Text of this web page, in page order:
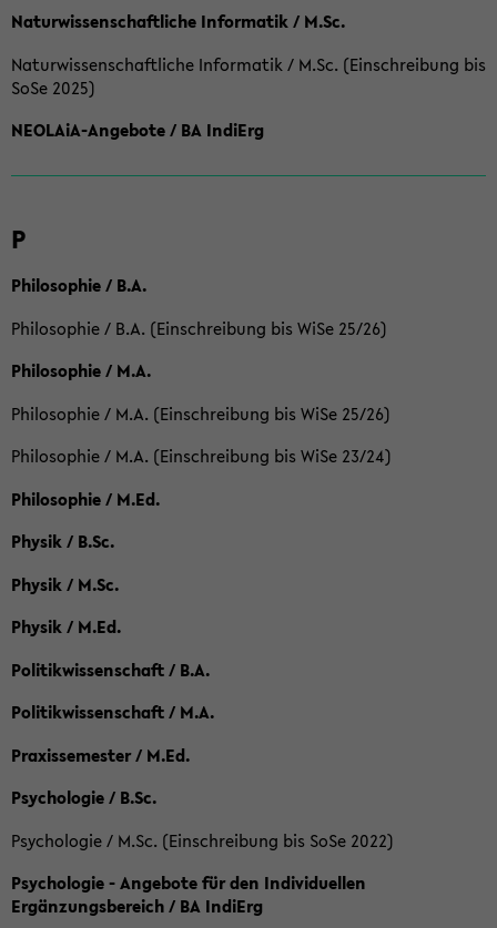
Naturwissenschaftliche Informatik / M.Sc.
Naturwissenschaftliche Informatik / M.Sc. (Einschreibung bis
SoSe 2025)
NEOLAiA-Angebote / BA IndiErg
P
Philosophie / B.A.
Philosophie / B.A. (Einschreibung bis WiSe 25/26)
Philosophie / M.A.
Philosophie / M.A. (Einschreibung bis WiSe 25/26)
Philosophie / M.A. (Einschreibung bis WiSe 23/24)
Philosophie / M.Ed.
Physik / B.Sc.
Physik / M.Sc.
Physik / M.Ed.
Politikwissenschaft / B.A.
Politikwissenschaft / M.A.
Praxissemester / M.Ed.
Psychologie / B.Sc.
Psychologie / M.Sc. (Einschreibung bis SoSe 2022)
Psychologie - Angebote für den Individuellen
Ergänzungsbereich / BA IndiErg